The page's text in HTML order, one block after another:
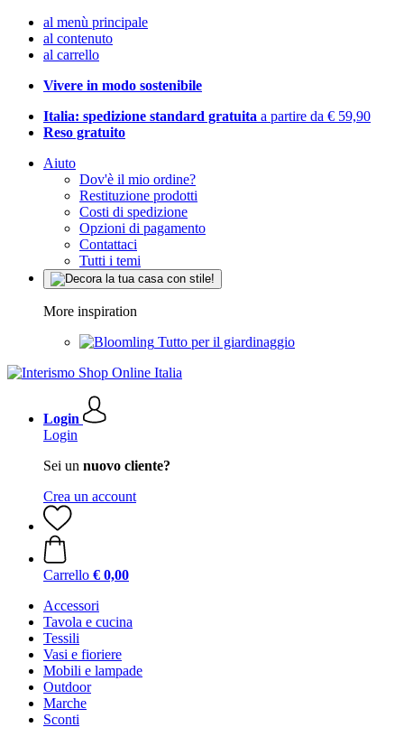
al menù principale
al contenuto
al carrello
Vivere in modo sostenibile
Italia: spedizione standard gratuita a partire da € 59,90
Reso gratuito
Aiuto
Dov'è il mio ordine?
Restituzione prodotti
Costi di spedizione
Opzioni di pagamento
Contattaci
Tutti i temi
More inspiration
Tutto per il giardinaggio
Login
Login
Sei un nuovo cliente?
Crea un account
Carrello € 0,00
Accessori
Tavola e cucina
Tessili
Vasi e fioriere
Mobili e lampade
Outdoor
Marche
Sconti